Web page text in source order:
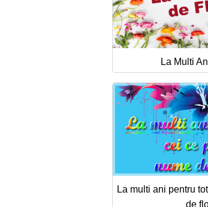
La Multi
La multi ani pentru
de